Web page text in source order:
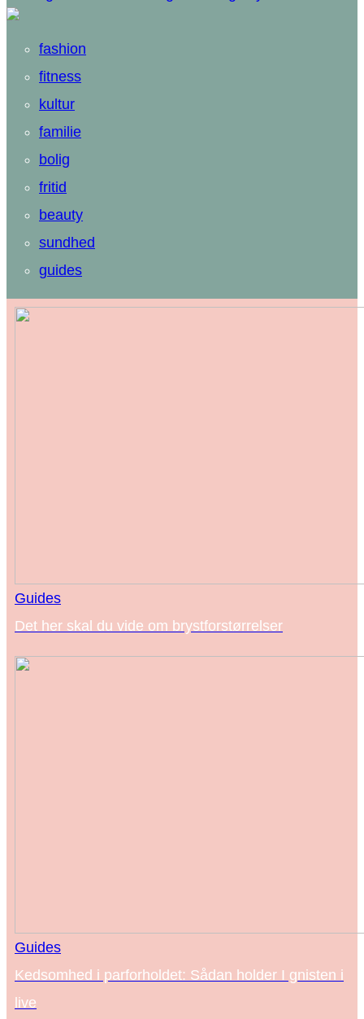
fashion
fitness
kultur
familie
bolig
fritid
beauty
sundhed
guides
Guides
Det her skal du vide om brystforstørrelser
Guides
Kedsomhed i parforholdet: Sådan holder I gnisten i
live